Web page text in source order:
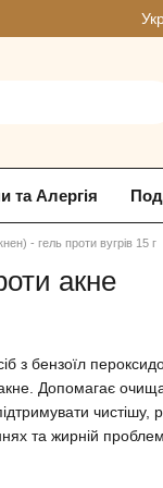
та Алергія
- гель проти вугрів 15 г
акне
з бензоїл
Допомагає
чистішу,
та жирній